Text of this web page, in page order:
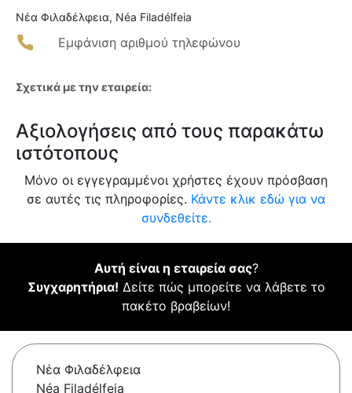
Νέα Φιλαδέλφεια, Néa Filadélfeia
Εμφάνιση αριθμού τηλεφώνου
Σχετικά με την εταιρεία:
Αξιολογήσεις από τους παρακάτω
ιστότοπους
Μόνο οι εγγεγραμμένοι χρήστες έχουν πρόσβαση
σε αυτές τις πληροφορίες. Κάντε κλικ εδώ για να
συνδεθείτε.
Αυτή είναι η εταιρεία σας?
Συγχαρητήρια! Δείτε πώς μπορείτε να λάβετε το
πακέτο βραβείων!
Νέα Φιλαδέλφεια
Néa Filadélfeia